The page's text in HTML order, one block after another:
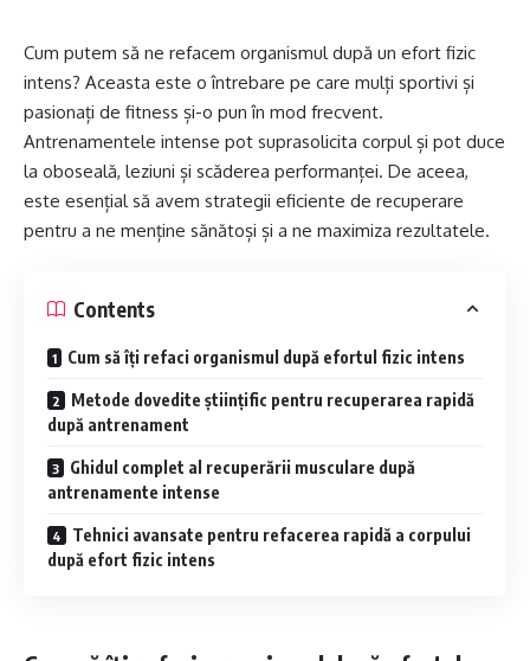
Cum putem să ne refacem organismul după un efort fizic
intens? Aceasta este o întrebare pe care mulți sportivi și
pasionați de fitness și-o pun în mod frecvent.
Antrenamentele intense pot suprasolicita corpul și pot duce
la oboseală, leziuni și scăderea performanței. De aceea,
este esențial să avem strategii eficiente de recuperare
pentru a ne menține sănătoși și a ne maximiza rezultatele.
Contents
Cum să îți refaci organismul după efortul fizic intens
Metode dovedite științific pentru recuperarea rapidă
după antrenament
Ghidul complet al recuperării musculare după
antrenamente intense
Tehnici avansate pentru refacerea rapidă a corpului
după efort fizic intens